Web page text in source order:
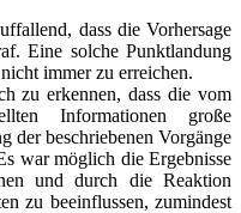
dass die Vorhersage
Eine solche Punktlandung
immer zu erreichen.
zu erkennen, dass die vom
Informationen große
der beschriebenen Vorgänge
war möglich die Ergebnisse
und durch die Reaktion
zu beeinflussen, zumindest